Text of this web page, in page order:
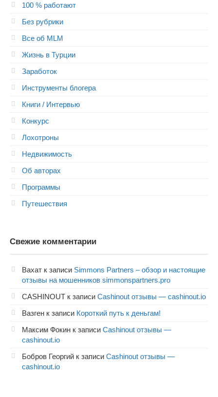
100 % работают
Без рубрики
Все об MLM
Жизнь в Турции
Заработок
Инструменты блогера
Книги / Интервью
Конкурс
Лохотроны
Недвижимость
Об авторах
Программы
Путешествия
Свежие комментарии
Вахат к записи Simmons Partners – обзор и настоящие
отзывы на мошенников simmonspartners.pro
CASHINOUT к записи Cashinout отзывы — cashinout.io
Вазген к записи Короткий путь к деньгам!
Максим Фокин к записи Cashinout отзывы —
cashinout.io
Бобров Георгий к записи Cashinout отзывы —
cashinout.io